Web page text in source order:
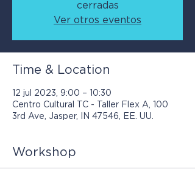
cerradas
Ver otros eventos
Time & Location
12 jul 2023, 9:00 – 10:30
Centro Cultural TC - Taller Flex A, 100
3rd Ave, Jasper, IN 47546, EE. UU.
Workshop